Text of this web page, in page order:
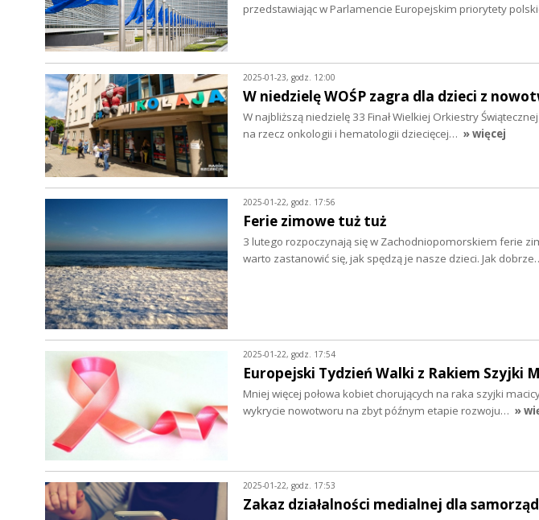
przedstawiając w Parlamencie Europejskim priorytety
2025-01-23, godz. 12:00
W niedzielę WOŚP zagra dla dzieci z
W najbliższą niedzielę 33 Finał Wielkiej Orkiestry
na rzecz onkologii i hematologii dziecięcej… » więcej
2025-01-22, godz. 17:56
Ferie zimowe tuż tuż
3 lutego rozpoczynają się w Zachodniopomorskiem ferie
warto zastanowić się, jak spędzą je nasze dzieci. Jak
2025-01-22, godz. 17:54
Europejski Tydzień Walki z Rakiem Szyjki
Mniej więcej połowa kobiet chorujących na raka szyjki
wykrycie nowotworu na zbyt późnym etapie rozwoju… »
2025-01-22, godz. 17:53
Zakaz działalności medialnej dla